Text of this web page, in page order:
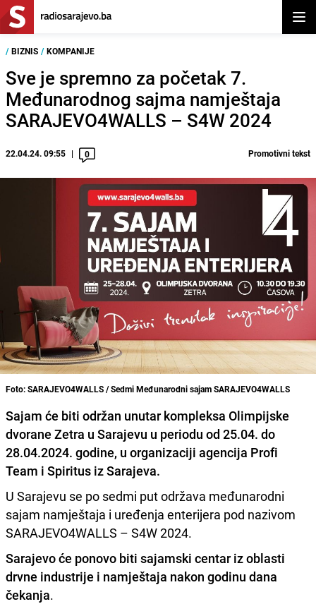
/ BIZNIS / KOMPANIJE
Sve je spremno za početak 7.
Međunarodnog sajma namještaja
SARAJEVO4WALLS – S4W 2024
22.04.24. 09:55 0 Promotivni tekst
Foto: SARAJEVO4WALLS / Sedmi Međunarodni sajam SARAJEVO4WALLS
Sajam će biti održan unutar kompleksa Olimpijske
dvorane Zetra u Sarajevu u periodu od 25.04. do
28.04.2024. godine, u organizaciji agencija Profi
Team i Spiritus iz Sarajeva.
U Sarajevu se po sedmi put održava međunarodni
sajam namještaja i uređenja enterijera pod nazivom
SARAJEVO4WALLS – S4W 2024.
Sarajevo će ponovo biti sajamski centar iz oblasti
drvne industrije i namještaja nakon godinu dana
čekanja.